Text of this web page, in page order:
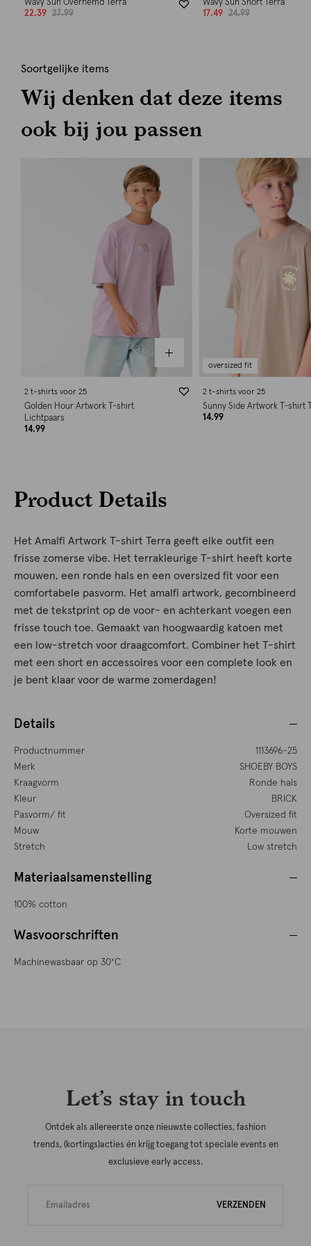
Wavy Sun Overhemd Terra
22.39
27.99
Wavy Sun Short Terra
17.49
24.99
Soortgelijke items
Wij denken dat deze items
ook bij jou passen
2 t-shirts voor 25
Golden Hour Artwork T-shirt
Lichtpaars
14.99
oversized fit
2 t-shirts voor 25
Sunny Side Artwork T-shirt
14.99
Product Details
Het Amalfi Artwork T-shirt Terra geeft elke outfit een
frisse zomerse vibe. Het terrakleurige T-shirt heeft korte
mouwen, een ronde hals en een oversized fit voor een
comfortabele pasvorm. Het amalfi artwork, gecombineerd
met de tekstprint op de voor- en achterkant voegen een
frisse touch toe. Gemaakt van hoogwaardig katoen met
een low-stretch voor draagcomfort. Combiner het T-shirt
met een short en accessoires voor een complete look en
je bent klaar voor de warme zomerdagen!
Details
Productnummer
1113696-25
Merk
SHOEBY BOYS
Kraagvorm
Ronde hals
Kleur
BRICK
Pasvorm/ fit
Oversized fit
Mouw
Korte mouwen
Stretch
Low stretch
Materiaalsamenstelling
100% cotton
Wasvoorschriften
Machinewasbaar op 30°C
Let’s stay in touch
Ontdek als allereerste onze nieuwste collecties, fashion
trends, (kortings)acties én krijg toegang tot speciale events en
exclusieve early access.
VERZENDEN